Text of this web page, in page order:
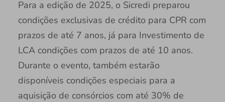
Para a edição de 2025, o Sicredi preparou
condições exclusivas de crédito para CPR com
prazos de até 7 anos, já para Investimento de
LCA condições com prazos de até 10 anos.
Durante o evento, também estarão
disponíveis condições especiais para a
aquisição de consórcios com até 30% de